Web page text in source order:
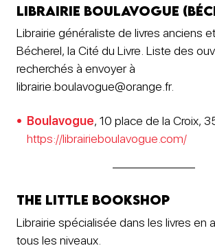
Librairie Boulavogue
Librairie généraliste de livres anciens
Bécherel, la Cité du Livre. Liste des
recherchés à envoyer à
librairie.boulavogue@orange.fr.
Boulavogue, 10 place de la Croix,
https://librairieboulavogue.com/
The Little BookShop
Librairie spécialisée dans les livres en
tous les niveaux.